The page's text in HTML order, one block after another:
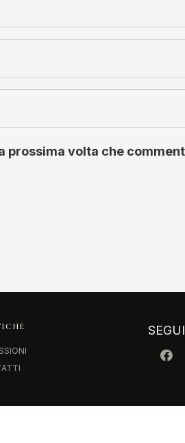
prossima volta che